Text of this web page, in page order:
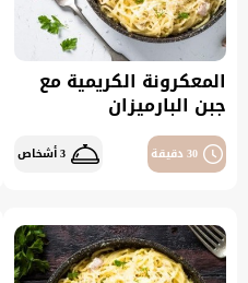
المعكرونة الكريمية مع
جبن البارميزان
30 دقيقة 3 أشخاص